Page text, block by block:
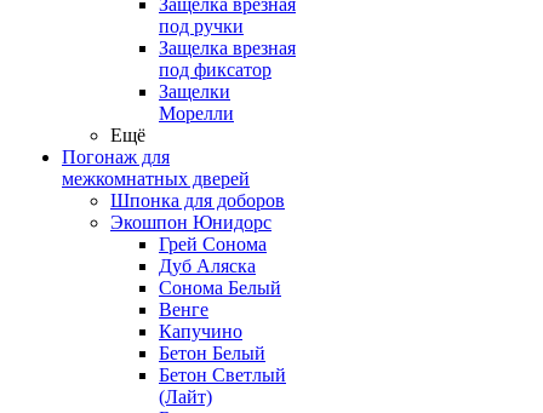
Защелка врезная
под ручки
Защелка врезная
под фиксатор
Защелки
Морелли
Ещё
Погонаж для
межкомнатных дверей
Шпонка для доборов
Экошпон Юнидорс
Грей Сонома
Дуб Аляска
Сонома Белый
Венге
Капучино
Бетон Белый
Бетон Светлый
(Лайт)